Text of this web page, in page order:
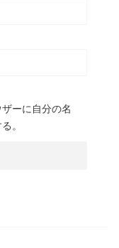
ーに自分の名
。